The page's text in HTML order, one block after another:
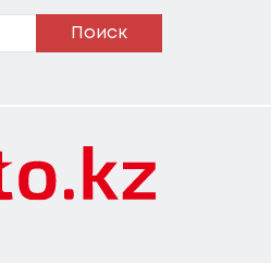
Поиск